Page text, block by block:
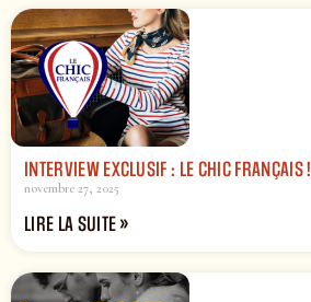
INTERVIEW EXCLUSIF : LE CHIC FRANÇAIS !
novembre 27, 2025
LIRE LA SUITE »